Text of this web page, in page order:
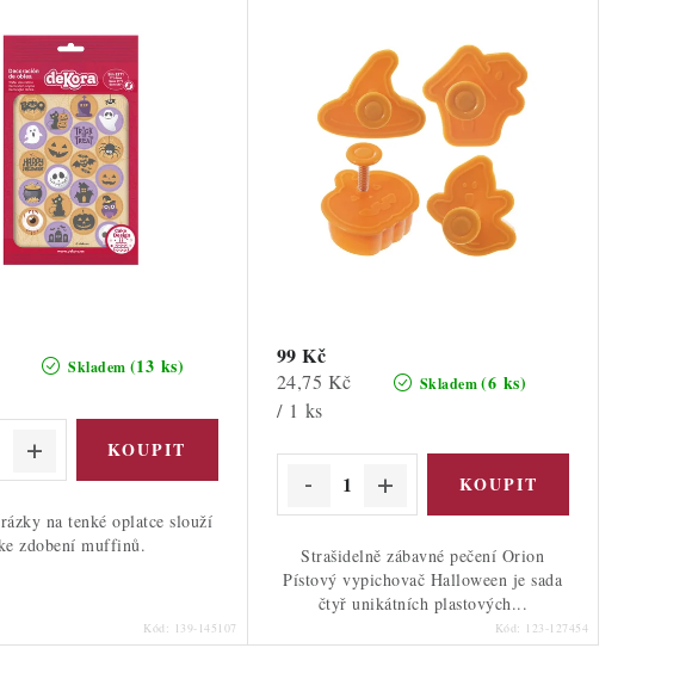
Skladem (13 ks)
na tenké oplatce slouží
zdobení muffinů.
Kód: 139-145107
Skladem(6 ks)
99 Kč
Měrná
cena:
24,75 Kč
/ 1 ks
Strašidelně zábavné pečení Orion
Pístový vypichovač Halloween je sada
čtyř unikátních plastových...
Kód: 123-127454